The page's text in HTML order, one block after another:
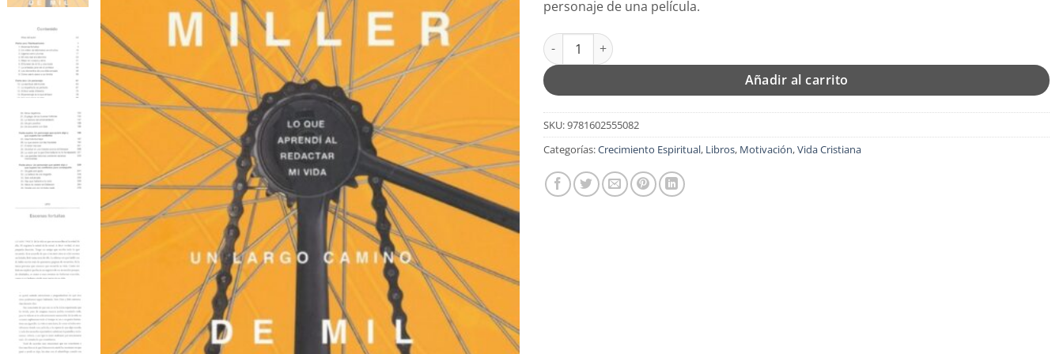
$15.99.$12.79.
personaje de una película.
Un Largo Camino de Mil Años - Tapa Blanda - Donald Miller cantidad
Añadir al carrito
SKU:9781602555082
Categorías:Crecimiento Espiritual, Libros, Motivación,Vida Cristiana